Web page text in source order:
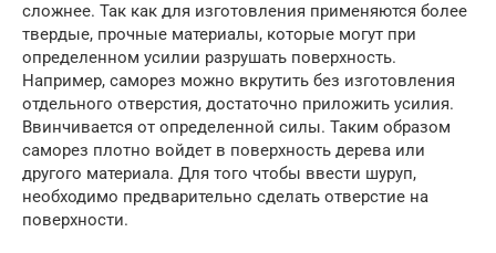
сложнее. Так как для изготовления применяются более
твердые, прочные материалы, которые могут при
определенном усилии разрушать поверхность.
Например, саморез можно вкрутить без изготовления
отдельного отверстия, достаточно приложить усилия.
Ввинчивается от определенной силы. Таким образом
саморез плотно войдет в поверхность дерева или
другого материала. Для того чтобы ввести шуруп,
необходимо предварительно сделать отверстие на
поверхности.